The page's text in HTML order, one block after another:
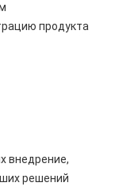
продукта
внедрение,
решений